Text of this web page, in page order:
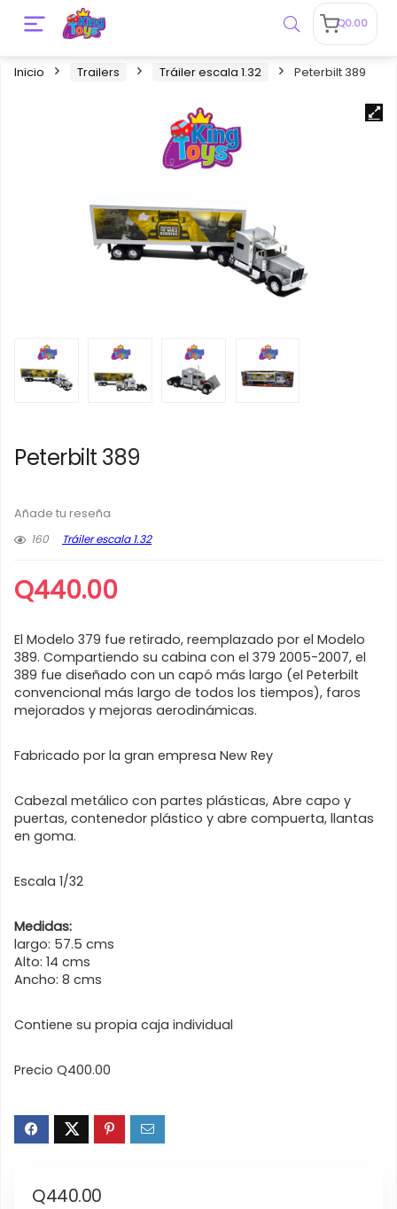
Q0.00
Inicio Trailers Tráiler escala 1.32 Peterbilt 389
Peterbilt 389
Añade tu reseña
160
Tráiler escala 1.32
Q440.00
El Modelo 379 fue retirado, reemplazado por el Modelo
389. Compartiendo su cabina con el 379 2005-2007, el
389 fue diseñado con un capó más largo (el Peterbilt
convencional más largo de todos los tiempos), faros
mejorados y mejoras aerodinámicas.
Fabricado por la gran empresa New Rey
Cabezal metálico con partes plásticas, Abre capo y
puertas, contenedor plástico y abre compuerta, llantas
en goma.
Escala 1/32
Medidas:
largo: 57.5 cms
Alto: 14 cms
Ancho: 8 cms
Contiene su propia caja individual
Precio Q400.00
Q440.00